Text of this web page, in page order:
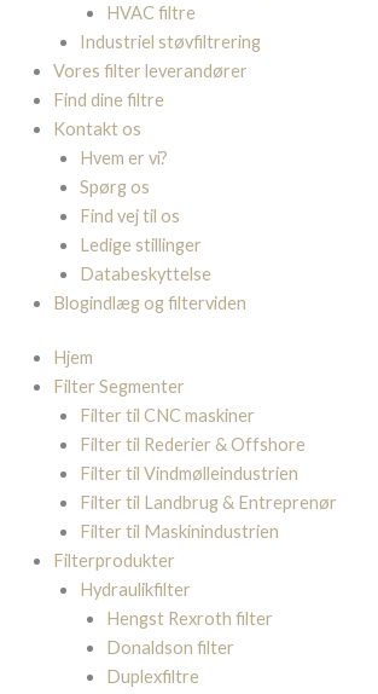
HVAC filtre
Industriel støvfiltrering
Vores filter leverandører
Find dine filtre
Kontakt os
Hvem er vi?
Spørg os
Find vej til os
Ledige stillinger
Databeskyttelse
Blogindlæg og filterviden
Hjem
Filter Segmenter
Filter til CNC maskiner
Filter til Rederier & Offshore
Filter til Vindmølleindustrien
Filter til Landbrug & Entreprenør
Filter til Maskinindustrien
Filterprodukter
Hydraulikfilter
Hengst Rexroth filter
Donaldson filter
Duplexfiltre